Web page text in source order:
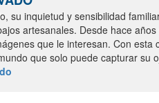
su inquietud y sensibilidad
artesanales. Desde hace
que le interesan. Con
que solo puede capturar su